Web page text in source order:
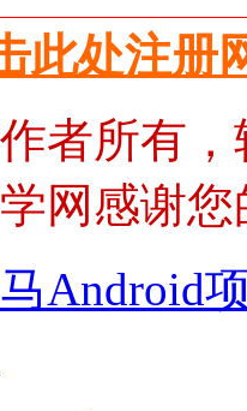
此处注册
者所有
网感谢
Android